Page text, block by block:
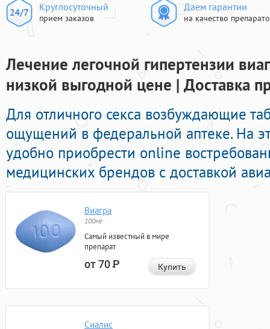
Круглосуточный
прием заказов
Даем гарантии
на качество
Лечение легочной гипертензии
низкой выгодной цене | Доставка
Для отличного секса возбуждающие
ощущений в федеральной аптеке. На
удобно приобрести online
медицинских брендов с доставкой
Виагра
100мг
Самый известный в мире
препарат
от 70Р Купить
Сиалис